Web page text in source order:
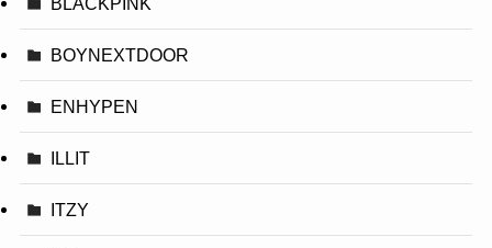
BOYNEXTDOOR
ENHYPEN
ILLIT
ITZY